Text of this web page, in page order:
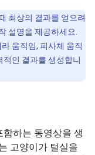
최상의 결과를 얻으려
설명을 제공하세요.
움직임, 피사체 움직
적인 결과를 생성합니
하는 동영상을 생
고양이가 털실을